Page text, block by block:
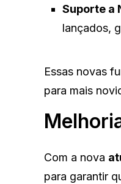
Suporte a
lançados,
Essas novas
para mais
Com a nova
para garantir